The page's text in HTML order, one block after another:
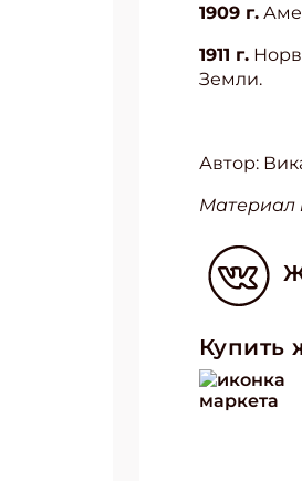
1909 г.
1911 г.
Земли.
Автор:
Материал
Купить